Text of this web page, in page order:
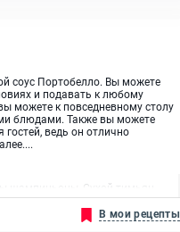
соус Портобелло. Вы можете
и подавать к любому
можете к повседневному столу
блюдами. Также вы можете
гостей, ведь он отлично
шампиньоны, Сухой тимьян,
В мои рецепты